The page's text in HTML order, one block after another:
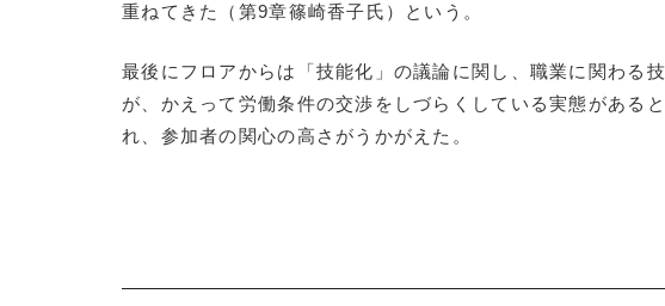
重ねてきた（第9章篠崎香子氏）という。
最後にフロアからは「技能化」の議論に関し、職業に関わる
が、かえって労働条件の交渉をしづらくしている実態がある
れ、参加者の関心の高さがうかがえた。